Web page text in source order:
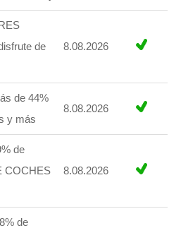
de
8.08.2026
de 44%
y más
8.08.2026
de
COCHES
8.08.2026
de